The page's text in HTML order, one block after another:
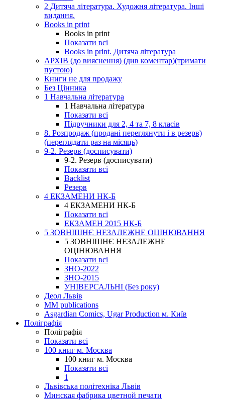
2 Дитяча література. Художня література. Інші
видання.
Books in print
Books in print
Показати всі
Books in print. Дитяча література
АРХІВ (до вияснення) (див коментар)(тримати
пустою)
Книги не для продажу
Без Цінника
1 Навчальна література
1 Навчальна література
Показати всі
Підручники для 2, 4 та 7, 8 класів
8. Розпродаж (продані переглянути і в резерв)
(переглядати раз на місяць)
9-2. Резерв (досписувати)
9-2. Резерв (досписувати)
Показати всі
Backlist
Резерв
4 ЕКЗАМЕНИ НК-Б
4 ЕКЗАМЕНИ НК-Б
Показати всі
ЕКЗАМЕН 2015 НК-Б
5 ЗОВНІШНЄ НЕЗАЛЕЖНЕ ОЦІНЮВАННЯ
5 ЗОВНІШНЄ НЕЗАЛЕЖНЕ
ОЦІНЮВАННЯ
Показати всі
ЗНО-2022
ЗНО-2015
УНІВЕРСАЛЬНІ (Без року)
Деол Львів
MM publications
Asgardian Comics, Ugar Production м. Київ
Поліграфія
Поліграфія
Показати всі
100 книг м. Москва
100 книг м. Москва
Показати всі
1
Львівська політехніка Львів
Минская фабрика цветной печати